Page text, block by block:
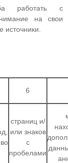
работать с
на свои
источники.
6
страниц и/
или знаков
с
пробелами